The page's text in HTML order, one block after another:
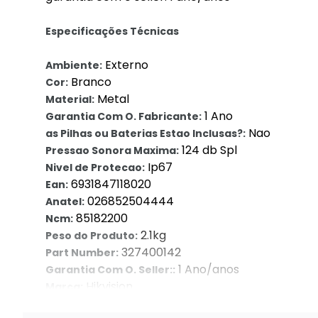
Especificações Técnicas
Ambiente: Externo
Cor: Branco
Material: Metal
Garantia Com O. Fabricante: 1 Ano
as Pilhas ou Baterias Estao Inclusas?: Nao
Pressao Sonora Maxima: 124 db Spl
Nivel de Protecao: Ip67
Ean: 6931847118020
Anatel: 026852504444
Ncm: 85182200
Peso do Produto: 2.1kg
Part Number: 327400142
Garantia Com O. Seller:: 1 Ano/anos
Hikvision